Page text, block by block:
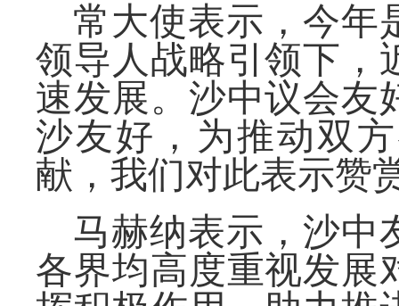
常大使表示，今年
领导人战略引领下，
速发展。沙中议会友
沙友好，为推动双
献，我们对此表示赞
马赫纳表示，沙中
各界均高度重视发展